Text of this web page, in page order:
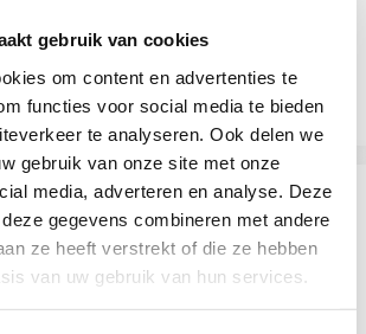
gebruik van cookies
om content en advertenties te
functies voor social media te bieden
te analyseren. Ook delen we
gebruik van onze site met onze
media, adverteren en analyse. Deze
gegevens combineren met andere
ze heeft verstrekt of die ze hebben
van uw gebruik van hun services.
uw behandeling door uw
vergoed?
om te kijken of u vergoed